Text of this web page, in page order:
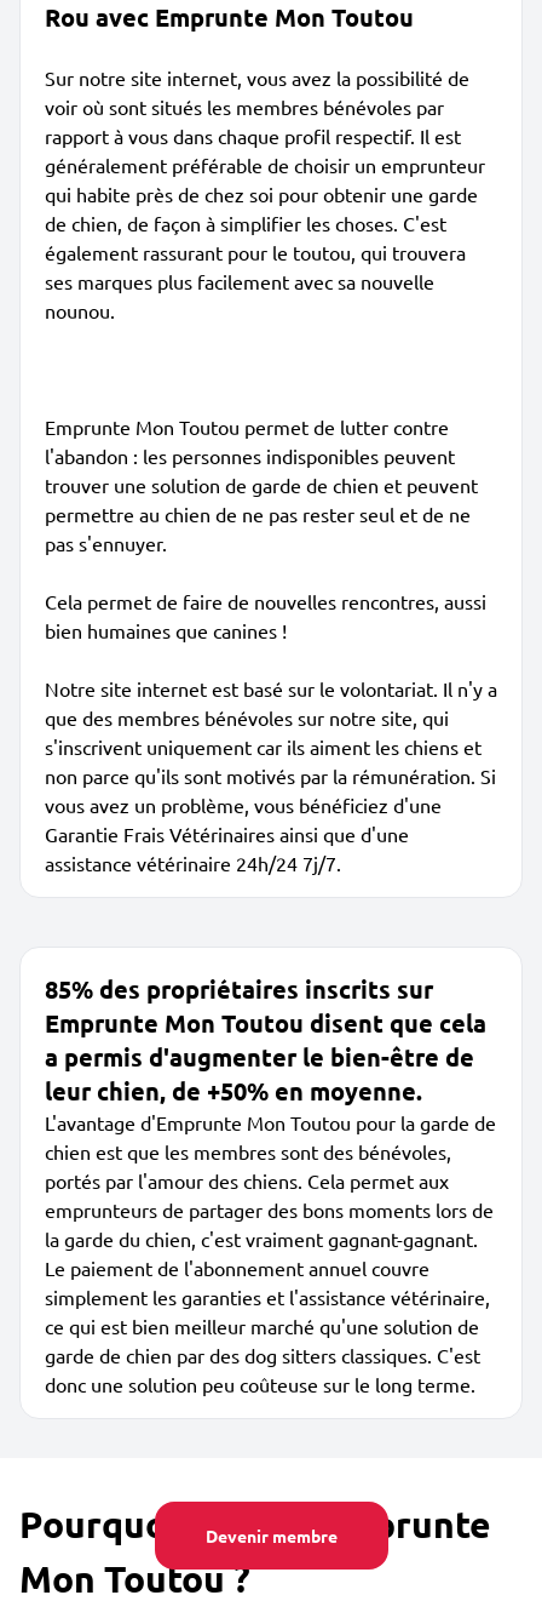
Devenir membre
Rou avec Emprunte Mon Toutou
Sur notre site internet, vous avez la possibilité de
voir où sont situés les membres bénévoles par
rapport à vous dans chaque profil respectif. Il est
généralement préférable de choisir un emprunteur
qui habite près de chez soi pour obtenir une garde
de chien, de façon à simplifier les choses. C'est
également rassurant pour le toutou, qui trouvera
ses marques plus facilement avec sa nouvelle
nounou.
Emprunte Mon Toutou permet de lutter contre
l'abandon : les personnes indisponibles peuvent
trouver une solution de garde de chien et peuvent
permettre au chien de ne pas rester seul et de ne
pas s'ennuyer.
Cela permet de faire de nouvelles rencontres, aussi
bien humaines que canines !
Notre site internet est basé sur le volontariat. Il n'y a
que des membres bénévoles sur notre site, qui
s'inscrivent uniquement car ils aiment les chiens et
non parce qu'ils sont motivés par la rémunération. Si
vous avez un problème, vous bénéficiez d'une
Garantie Frais Vétérinaires ainsi que d'une
assistance vétérinaire 24h/24 7j/7.
85% des propriétaires inscrits sur
Emprunte Mon Toutou disent que cela
a permis d'augmenter le bien-être de
leur chien, de +50% en moyenne.
L'avantage d'Emprunte Mon Toutou pour la garde de
chien est que les membres sont des bénévoles,
portés par l'amour des chiens. Cela permet aux
emprunteurs de partager des bons moments lors de
la garde du chien, c'est vraiment gagnant-gagnant.
Le paiement de l'abonnement annuel couvre
simplement les garanties et l'assistance vétérinaire,
ce qui est bien meilleur marché qu'une solution de
garde de chien par des dog sitters classiques. C'est
donc une solution peu coûteuse sur le long terme.
Pourquoi utiliser Emprunte
Mon Toutou ?